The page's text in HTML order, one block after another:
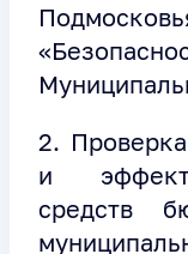
2.
и
средств